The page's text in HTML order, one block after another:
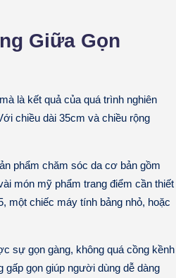
Giữa Gọn
là kết quả của quá trình nghiên
chiều dài 35cm và chiều rộng
phẩm chăm sóc da cơ bản gồm
món mỹ phẩm trang điểm cần thiết
một chiếc máy tính bảng nhỏ, hoặc
sự gọn gàng, không quá cồng kềnh
gấp gọn giúp người dùng dễ dàng